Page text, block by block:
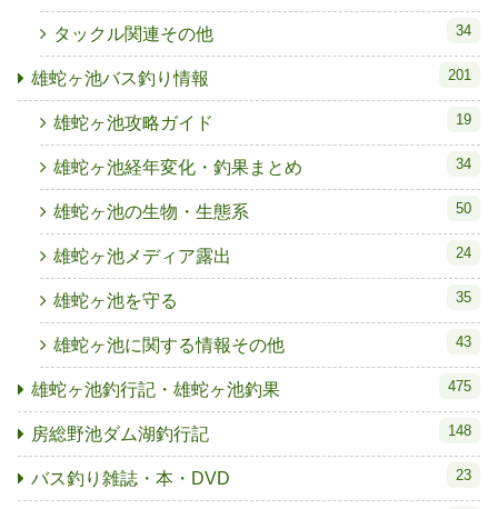
タックル関連その他 34
雄蛇ヶ池バス釣り情報 201
雄蛇ヶ池攻略ガイド 19
雄蛇ヶ池経年変化・釣果まとめ 34
雄蛇ヶ池の生物・生態系 50
雄蛇ヶ池メディア露出 24
雄蛇ヶ池を守る 35
雄蛇ヶ池に関する情報その他 43
雄蛇ヶ池釣行記・雄蛇ヶ池釣果 475
房総野池ダム湖釣行記 148
バス釣り雑誌・本・DVD 23